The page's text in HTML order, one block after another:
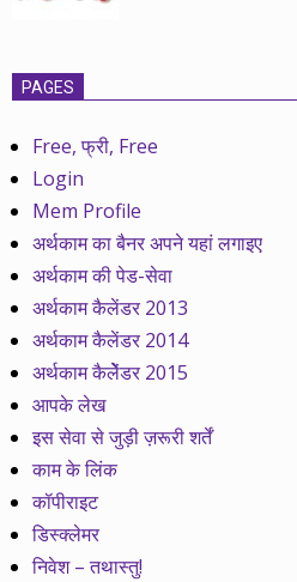
PAGES
Free, फ्री, Free
Login
Mem Profile
अर्थकाम का बैनर अपने यहां लगाइए
अर्थकाम की पेड-सेवा
अर्थकाम कैलेंडर 2013
अर्थकाम कैलेंडर 2014
अर्थकाम कैलेेंडर 2015
आपके लेख
इस सेवा से जुड़ी ज़रूरी शर्तें
काम के लिंक
कॉपीराइट
डिस्क्लेमर
निवेश – तथास्तु!